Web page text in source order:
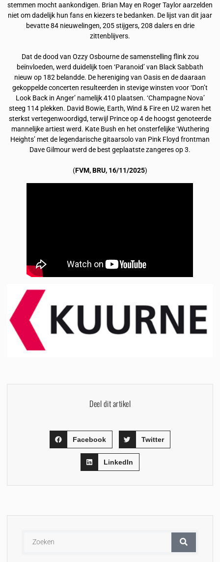
stemmen mocht aankondigen. Brian May en Roger Taylor aarzelden
niet om dadelijk hun fans en kiezers te bedanken. De lijst van dit jaar
bevatte 84 nieuwelingen, 205 stijgers, 208 dalers en drie
zittenblijvers.
Dat de dood van Ozzy Osbourne de samenstelling flink zou
beïnvloeden, werd duidelijk toen ‘Paranoid’ van Black Sabbath
nieuw op 182 belandde. De hereniging van Oasis en de daaraan
gekoppelde concerten resulteerden in stevige winsten voor ‘Don’t
Look Back in Anger’ namelijk 410 plaatsen. ‘Champagne Nova’
steeg 114 plekken. David Bowie, Earth, Wind & Fire en U2 waren het
sterkst vertegenwoordigd, terwijl Prince op 4 de hoogst genoteerde
mannelijke artiest werd. Kate Bush en het onsterfelijke ‘Wuthering
Heights’ met de legendarische gitaarsolo van Pink Floyd frontman
Dave Gilmour werd de best geplaatste zangeres op 3.
(FVM, BRU, 16/11/2025)
Deel dit artikel
Facebook Twitter
LinkedIn